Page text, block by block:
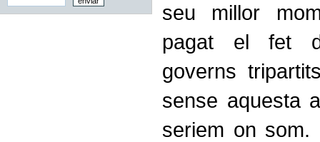
seu millor
pagat el fet
governs
sense aquesta
seriem on